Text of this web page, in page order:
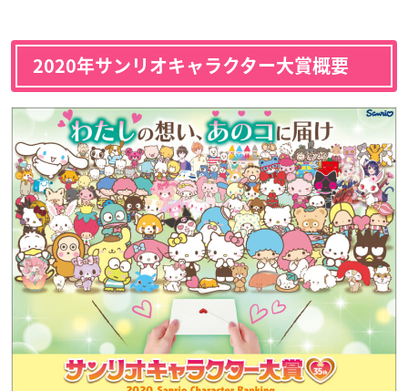
2020年サンリオキャラクター大賞概要